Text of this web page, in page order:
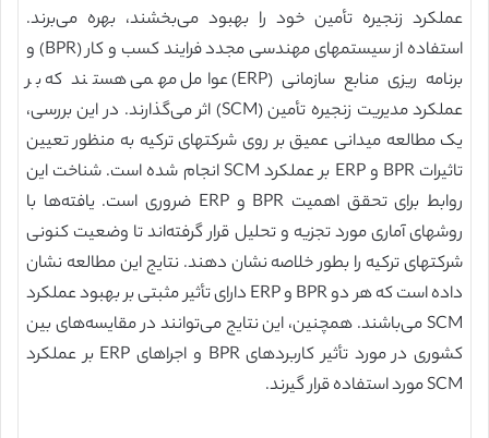
عملکرد زنجیره تأمین خود را بهبود می‌بخشند، بهره می‌برند.
استفاده از سیستمهای مهندسی مجدد فرایند کسب و کار (BPR) و
برنامه ریزی منابع سازمانی (ERP) عوامل مهمی هستند که بر
عملکرد مدیریت زنجیره تأمین (SCM) اثر می‌گذارند. در این بررسی،
یک مطالعه میدانی عمیق بر روی شرکتهای ترکیه به منظور تعیین
تاثیرات BPR و ERP بر عملکرد SCM انجام شده است. شناخت این
روابط برای تحقق اهمیت BPR و ERP ضروری است. یافته‌ها با
روشهای آماری مورد تجزیه و تحلیل قرار گرفته‌اند تا وضعیت کنونی
شرکتهای ترکیه را بطور خلاصه نشان دهند. نتایج این مطالعه نشان
داده است که هر دو BPR و ERP دارای تأثیر مثبتی بر بهبود عملکرد
SCM می‌باشند. همچنین، این نتایج می‌توانند در مقایسه‌های بین
کشوری در مورد تأثیر کاربردهای BPR و اجراهای ERP بر عملکرد
SCM مورد استفاده قرار گیرند.